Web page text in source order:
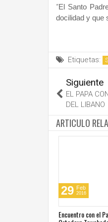
“El Santo
docilidad y que
Etiquetas:
Siguiente
EL PAPA
DEL LIBANO
ARTICULO
29 Feb
2016
Encuentro con el